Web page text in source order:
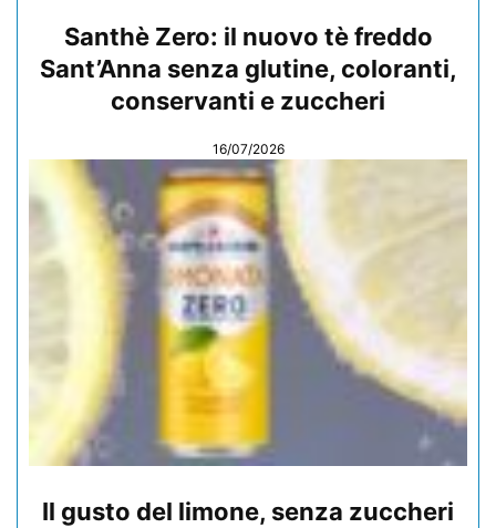
Santhè Zero: il nuovo tè freddo
Sant’Anna senza glutine, coloranti,
conservanti e zuccheri
16/07/2026
Il gusto del limone, senza zuccheri